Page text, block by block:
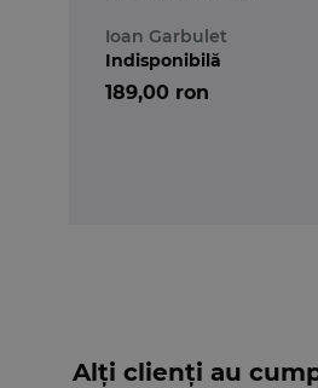
Ioan Garbulet
189,00 ron
Indisponibilă
Alți clienți au